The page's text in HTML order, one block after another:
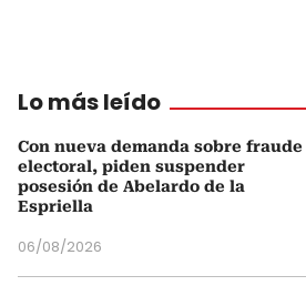
Lo más leído
Con nueva demanda sobre fraude
electoral, piden suspender
posesión de Abelardo de la
Espriella
06/08/2026